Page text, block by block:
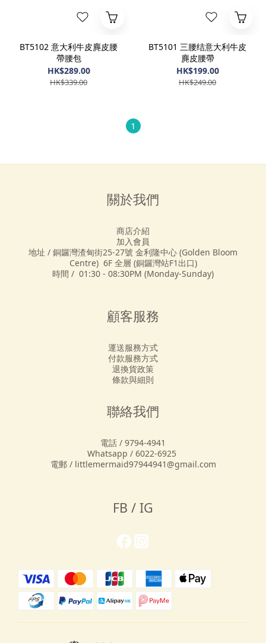
BT5102 意大利牛皮麂皮腰
帶腰包
HK$289.00
HK$339.00
BT5101 三腰结意大利牛皮
麂皮腰帶
HK$199.00
HK$249.00
1
關於我們
商店介紹
加入會員
地址 / 銅鑼灣渣甸街25-27號 金利隆中心 (Golden Bloom
Centre) 6F 全層 (銅鑼灣站F1出口)
時間 / 01:30 - 08:30PM (Monday-Sunday)
顧客服務
運送服務方式
付款服務方式
退換貨政策
條款與細則
聯絡我們
電話 / 9794-4941
Whatsapp / 6022-6925
電郵 / littlemermaid97944941@gmail.com
FB / IG